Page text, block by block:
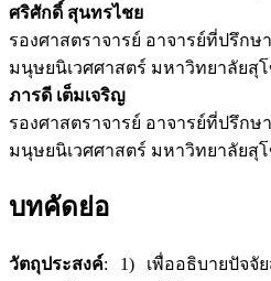
ศริศักดิ์ สุนทรไชย
รองศาสตราจารย์ อาจารย์ที่ปรึก
มนุษยนิเวศศาสตร์ มหาวิทยาลัยสุ
ภารดี เต็มเจริญ
รองศาสตราจารย์ อาจารย์ที่ปรึก
มนุษยนิเวศศาสตร์ มหาวิทยาลัยสุ
บทคัดย่อ
วัตถุประสงค์: 1) เพื่ออธิบายปัจ